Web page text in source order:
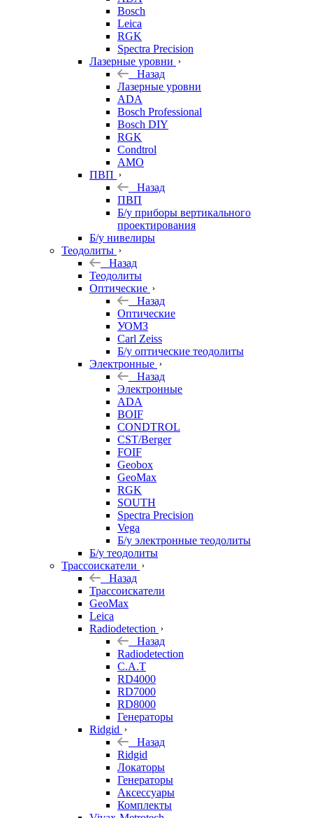
Bosch
Leica
RGK
Spectra Precision
Лазерные уровни
Назад
Лазерные уровни
ADA
Bosch Professional
Bosch DIY
RGK
Condtrol
AMO
ПВП
Назад
ПВП
Б/у приборы вертикального
проектирования
Б/у нивелиры
Теодолиты
Назад
Теодолиты
Оптические
Назад
Оптические
УОМЗ
Carl Zeiss
Б/у оптические теодолиты
Электронные
Назад
Электронные
ADA
BOIF
CONDTROL
CST/Berger
FOIF
Geobox
GeoMax
RGK
SOUTH
Spectra Precision
Vega
Б/у электронные теодолиты
Б/у теодолиты
Трассоискатели
Назад
Трассоискатели
GeoMax
Leica
Radiodetection
Назад
Radiodetection
C.A.T
RD4000
RD7000
RD8000
Генераторы
Ridgid
Назад
Ridgid
Локаторы
Генераторы
Аксессуары
Комплекты